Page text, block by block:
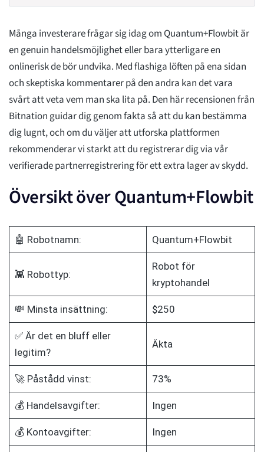
Många investerare frågar sig idag om Quantum+Flowbit är
en genuin handelsmöjlighet eller bara ytterligare en
onlinerisk de bör undvika. Med flashiga löften på ena sidan
och skeptiska kommentarer på den andra kan det vara
svårt att veta vem man ska lita på. Den här recensionen från
Bitnation guidar dig genom fakta så att du kan bestämma
dig lugnt, och om du väljer att utforska plattformen
rekommenderar vi starkt att du registrerar dig via vår
verifierade partnerregistrering för ett extra lager av skydd.
Översikt över Quantum+Flowbit
🤖 Robotnamn: Quantum+Flowbit
👾 Robottyp:
Robot för
kryptohandel
💸 Minsta insättning: $250
✅ Är det en bluff eller
legitim?
Äkta
🚀 Påstådd vinst: 73%
💰 Handelsavgifter: Ingen
💰 Kontoavgifter: Ingen